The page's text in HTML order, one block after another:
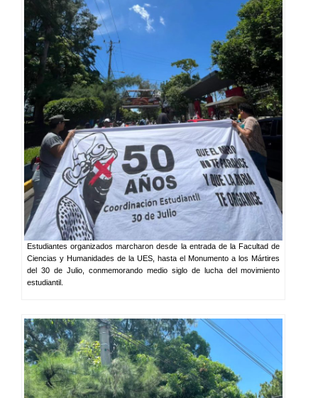
Estudiantes organizados marcharon desde la entrada de la Facultad de
Ciencias y Humanidades de la UES, hasta el Monumento a los Mártires
del 30 de Julio, conmemorando medio siglo de lucha del movimiento
estudiantil.